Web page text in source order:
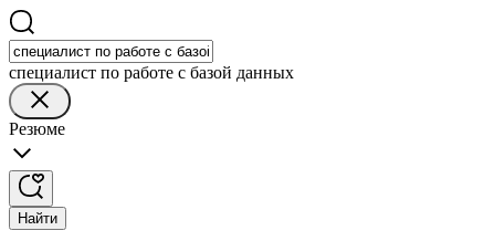
специалист по работе с базой данных
Резюме
Найти